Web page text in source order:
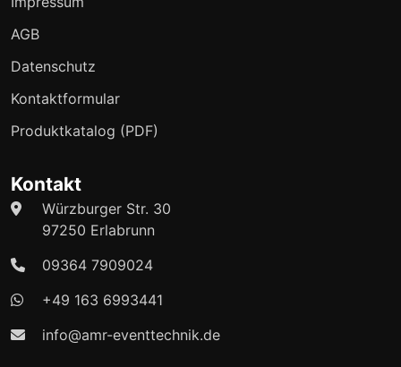
AGB
Datenschutz
Kontaktformular
Produktkatalog (PDF)
Kontakt
Würzburger Str. 30
97250 Erlabrunn
09364 7909024
+49 163 6993441
info@amr-eventtechnik.de